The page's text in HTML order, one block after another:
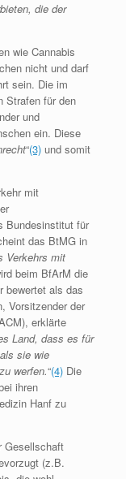
die der
wie Cannabis
nicht und darf
sein. Die im
Strafen für den
und
ein. Diese
“(3) und somit
mit
Bundesinstitut für
das BtMG in
Verkehrs mit
beim BfArM die
bewertet als das
Vorsitzender der
erklärte
Land, dass es für
sie wie
werfen.“(4) Die
ihren
Hanf zu
Gesellschaft
(z.B.